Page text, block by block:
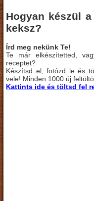
Hogyan készül
keksz?
Írd meg nekünk Te!
Te már elkészítetted,
receptet?
Készítsd el, fotózd le és
vele! Minden 1000 új
Kattints ide és töltsd fel